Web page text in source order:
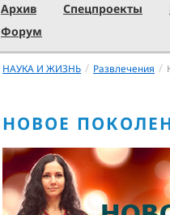
Архив
Спецпроекты
Форум
НАУКА И ЖИЗНЬ / Развлечения /
НОВОЕ